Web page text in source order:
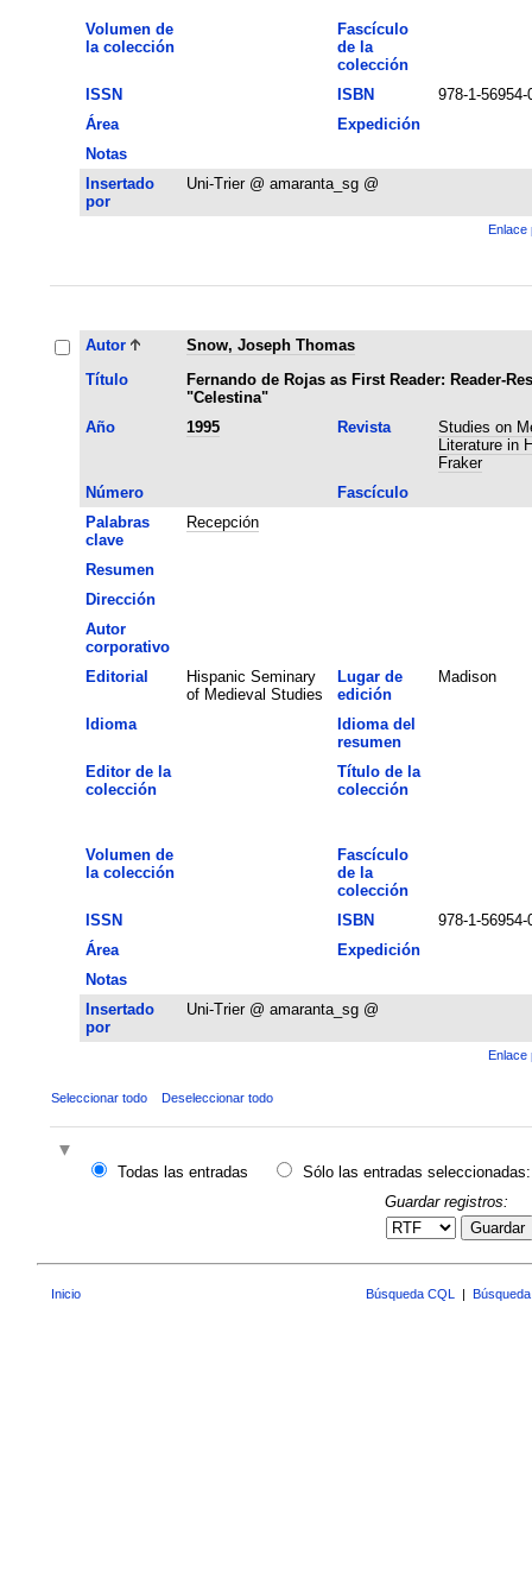
Volumen de
la colección
Fascículo
de la
colección
ISSN
ISBN
978-1-56954-
Área
Expedición
Notas
Insertado
por
Uni-Trier @ amaranta_sg @
Enlace
Autor
Snow, Joseph Thomas
Título
Fernando de Rojas as First Reader: Reader-
"Celestina"
Año
1995 Revista
Studies on
Literature in
Fraker
Número
Fascículo
Palabras
clave
Recepción
Resumen
Dirección
Autor
corporativo
Editorial
Hispanic Seminary
of Medieval Studies
Lugar de
edición
Madison
Idioma
Idioma del
resumen
Editor de la
colección
Título de la
colección
Volumen de
la colección
Fascículo
de la
colección
ISSN
ISBN
978-1-56954-
Área
Expedición
Notas
Insertado
por
Uni-Trier @ amaranta_sg @
Enlace
Seleccionar todo Deseleccionar todo
Todas las entradas
Sólo las entradas seleccionadas:
Guardar registros:
Guardar
Inicio Búsqueda CQL